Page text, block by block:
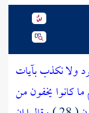
ولا نكذب بآيات
ما كانوا يخفون من